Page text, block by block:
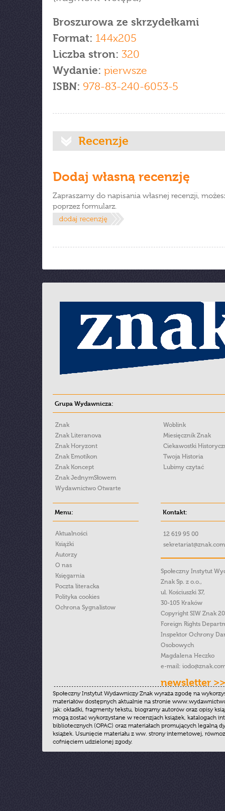
Broszurowa ze skrzydełkami
Format: 144x205
Liczba stron: 320
Wydanie: pierwsze
ISBN: 978-83-240-6053-5
Recenzje
Dodaj własną recenzję
Zapraszamy do napisania własnej recenzji,
poprzez formularz.
Grupa Wydawnicza:
Znak
Znak Literanova
Znak Horyzont
Znak Emotikon
Znak Koncept
Znak JednymSłowem
Wydawnictwo Otwarte
Woblink
Miesięcznik Znak
Ciekawostki
Twoja Historia
Lubimy czytać
Menu:
Aktualności
Książki
Autorzy
O nas
Księgarnia
Poczta literacka
Polityka cookies
Ochrona Sygnalistow
Kontakt:
12 619 95 00
Społeczny Instytut
Znak Sp. z o.o.,
ul. Kościuszki 37,
30-105 Kraków
Copyright SIW Znak
Foreign Rights
Inspektor Ochrony
Osobowych
Magdalena Heczko
e-mail:
newsletter >>
Społeczny Instytut Wydawniczy Znak wyraża zgodę na
materiałów dostępnych aktualnie na stronie
jak: okładki, fragmenty tekstu, biogramy autorów oraz opisy
mogą zostać wykorzystane w recenzjach książek, katalogach
bibliotecznych (OPAC) oraz materiałach promujących legalną
książek. Usunięcie materiału z ww. strony internetowej,
cofnięciem udzielonej zgody.